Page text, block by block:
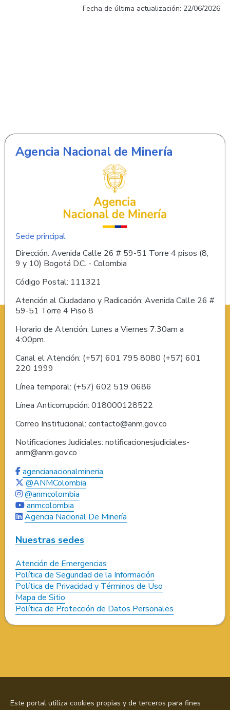
Fecha de última actualización: 22/06/2026
Agencia Nacional de Minería
Sede principal
Dirección: Avenida Calle 26 # 59-51 Torre 4 pisos (8,
9 y 10) Bogotá D.C. - Colombia
Código Postal: 111321
Atención al Ciudadano y Radicación: Avenida Calle 26 #
59-51 Torre 4 Piso 8
Horario de Atención: Lunes a Viernes 7:30am a
4:00pm.
Canal el Atención: (+57) 601 795 8080 (+57) 601
220 1999
Línea temporal: (+57) 602 519 0686
Línea Anticorrupción: 018000128522
Correo Institucional: contacto@anm.gov.co
Notificaciones Judiciales: notificacionesjudiciales-
anm@anm.gov.co
agencianacionalmineria
@ANMColombia
@anmcolombia
anmcolombia
Agencia Nacional De Minería
Nuestras sedes
Atención de Emergencias
Política de Seguridad de la Información
Política de Privacidad y Términos de Uso
Mapa de Sitio
Política de Protección de Datos Personales
Este portal utiliza cookies propias y de terceros para fines